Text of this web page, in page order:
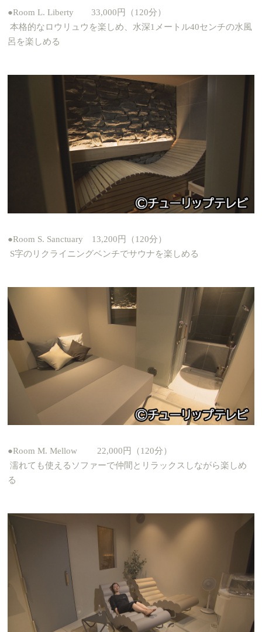
●Room L. Liberty 33,000円（120分）
本格的なロウリュウを楽しめ、水深1メートル40センチの水風
呂を楽しめる
●Room S. Sanctuary 13,200円（120分）
S字のリクライニングベンチでサウナを楽しめる
●Room M. Mellow 22,000円（120分）
濡れても使えるソファーで仲間とリラックスしながら楽しめ
る